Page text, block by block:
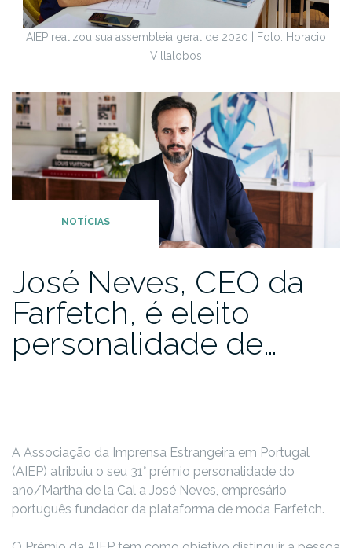
AIEP realizou sua assembleia geral de 2020 | Foto: Horacio
Villalobos
NOTÍCIAS
José Neves, CEO da
Farfetch, é eleito
personalidade de…
A Associação da Imprensa Estrangeira em Portugal
(AIEP) atribuiu o seu 31° prémio personalidade do
ano/Martha de la Cal a José Neves, empresário
português fundador da plataforma de moda Farfetch.